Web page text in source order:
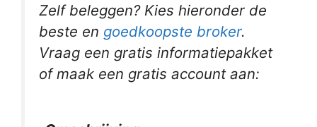
Zelf beleggen? Kies hieronder de
beste en goedkoopste broker.
Vraag een gratis informatiepakket
of maak een gratis account aan: